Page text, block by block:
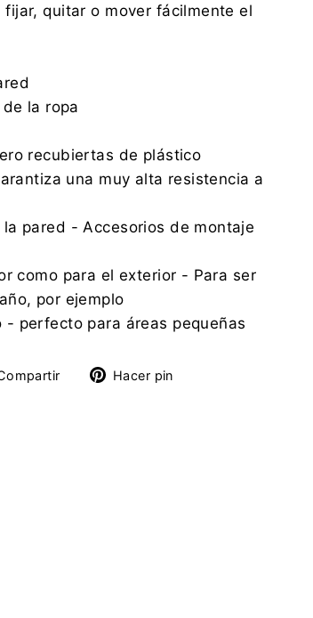
quitar o mover fácilmente el
la ropa
recubiertas de plástico
una muy alta resistencia a
pared - Accesorios de montaje
como para el exterior - Para ser
por ejemplo
perfecto para áreas pequeñas
TuitearHacer pin